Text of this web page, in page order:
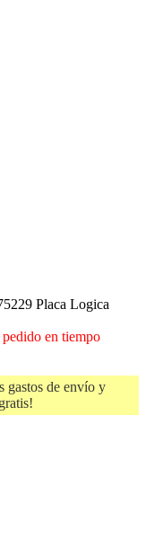
Placa Logica
en tiempo
gastos de envío y